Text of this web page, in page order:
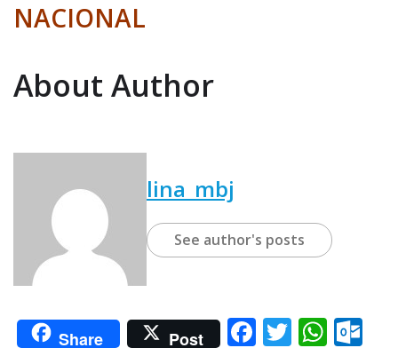
NACIONAL
About Author
lina_mbj
See author's posts
Share Post F T W